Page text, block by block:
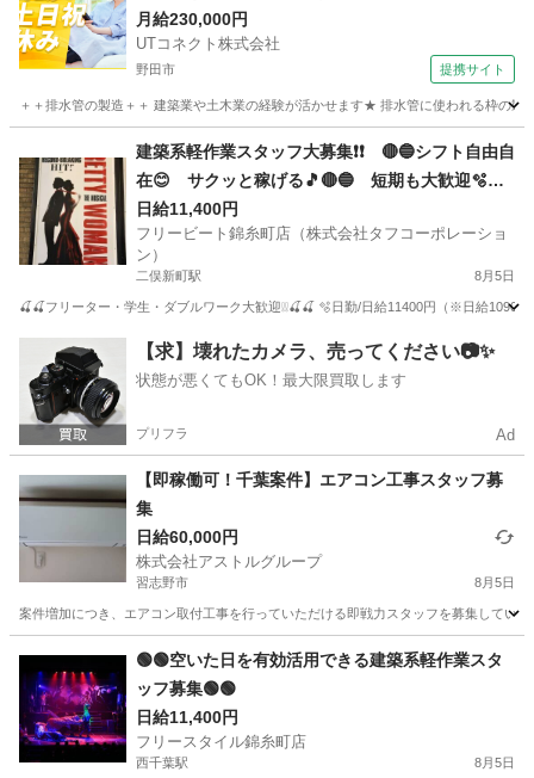
活躍中＜茨城県守谷市＞
月給230,000円
UTコネクト株式会社
野田市 提携サイト
＋＋排水管の製造＋＋ 建築業や土木業の経験が活かせます★ 排水管に使われる枠の
大工
建築系軽作業スタッフ大募集❗❗ 🔴🔵シフト自由自
在😊 サクッと稼げる🎵🔴🔵 短期も大歓迎🫧🫧
🫧
日給11,400円
フリービート錦糸町店（株式会社タフコーポレーショ
ン）
二俣新町駅 8月5日
🍒🍒フリーター・学生・ダブルワーク大歓迎❕❕🍒🍒 🫧日勤/日給11400円（※日給
二俣新町駅 建築 スタッフ
【求】壊れたカメラ、売ってください📷✨
状態が悪くてもOK！最大限買取します
プリフラ Ad
【即稼働可！千葉案件】エアコン工事スタッフ募
集
日給60,000円
株式会社アストルグループ
習志野市 8月5日
案件増加につき、エアコン取付工事を行っていただける即戦力スタッフを募集してい
その他
🟢🟢空いた日を有効活用できる建築系軽作業スタ
ッフ募集🟢🟢
日給11,400円
フリースタイル錦糸町店
西千葉駅 8月5日